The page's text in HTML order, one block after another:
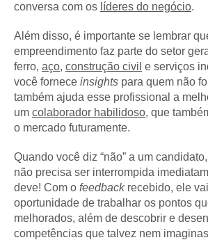
conversa com os líderes do negócio.
Além disso, é importante se lembrar
empreendimento faz parte do setor
ferro, aço, construção civil e serviços
você fornece insights para quem não
também ajuda esse profissional a
um colaborador habilidoso, que
o mercado futuramente.
Quando você diz “não” a um
não precisa ser interrompida
deve! Com o feedbackrecebido, ele
oportunidade de trabalhar os pontos
melhorados, além de descobrir e
competências que talvez nem